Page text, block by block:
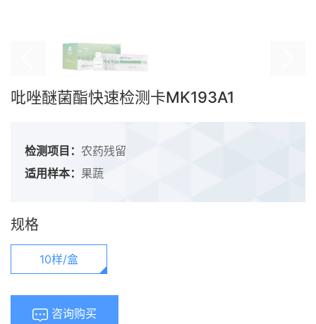
吡唑醚菌酯快速检测卡MK193A1
检测项目： 农药残留
适用样本： 果蔬
规格
10样/盒
咨询购买